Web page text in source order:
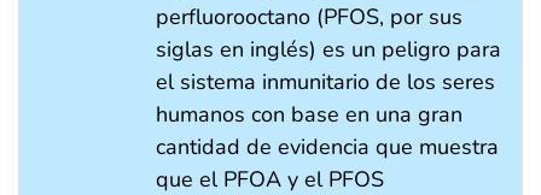
perfluorooctano (PFOS, por sus
siglas en inglés) es un peligro para
el sistema inmunitario de los seres
humanos con base en una gran
cantidad de evidencia que muestra
que el PFOA y el PFOS